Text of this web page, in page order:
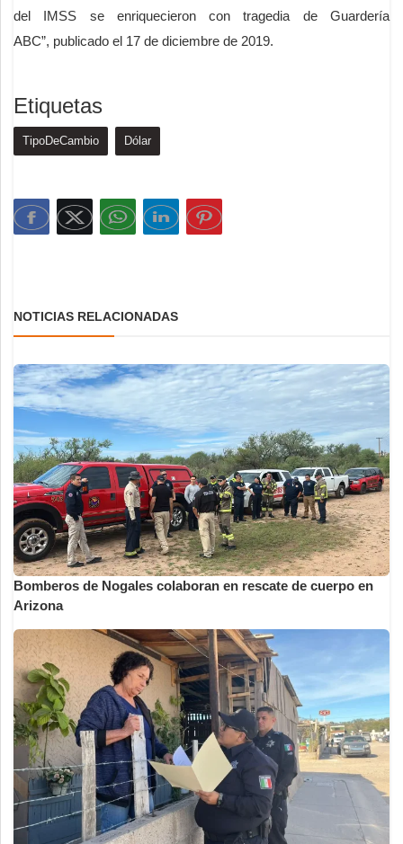
del IMSS se enriquecieron con tragedia de Guardería
ABC”, publicado el 17 de diciembre de 2019.
Etiquetas
TipoDeCambio Dólar
NOTICIAS RELACIONADAS
Bomberos de Nogales colaboran en rescate de cuerpo en
Arizona